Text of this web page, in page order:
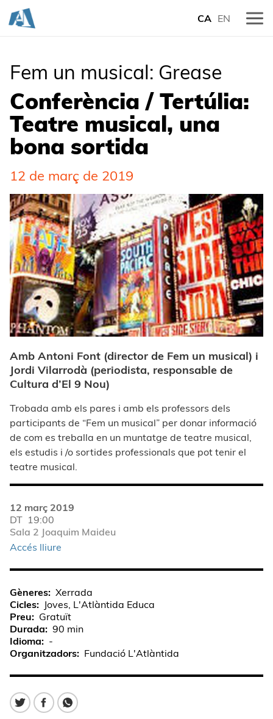
CA EN
Fem un musical: Grease
Conferència / Tertúlia:
Teatre musical, una
bona sortida
12 de març de 2019
Amb Antoni Font (director de Fem un musical) i
Jordi Vilarrodà (periodista, responsable de
Cultura d’El 9 Nou)
Trobada amb els pares i amb els professors dels
participants de “Fem un musical” per donar informació
de com es treballa en un muntatge de teatre musical,
els estudis i /o sortides professionals que pot tenir el
teatre musical.
12 març 2019
DT 19:00
Sala 2 Joaquim Maideu
Accés lliure
Gèneres Xerrada
Cicles
Joves, L'Atlàntida Educa
Preu
Gratuït
Durada
90 min
Idioma
-
Organitzadors
Fundació L'Atlàntida